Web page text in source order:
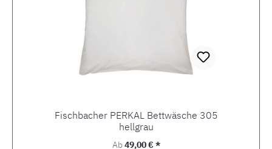
Fischbacher PERKAL Bettwäsche 305
hellgrau
Regulärer Preis:
Ab49,00 € *